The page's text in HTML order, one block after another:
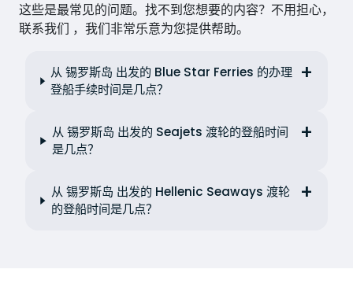
这些是最常见的问题。找不到您想要的内容？不用担心，
联系我们 ，我们非常乐意为您提供帮助。
从 锡罗斯岛 出发的 Blue Star Ferries 的办理
登船手续时间是几点？
从 锡罗斯岛 出发的 Seajets 渡轮的登船时间
是几点？
从 锡罗斯岛 出发的 Hellenic Seaways 渡轮
的登船时间是几点？